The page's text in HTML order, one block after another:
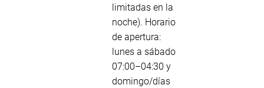
limitadas en la
noche). Horario
de apertura:
lunes a sábado
07:00–04:30 y
domingo/días